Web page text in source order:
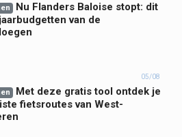
Nu Flanders Baloise stopt: dit
van de
05/08
Met deze gratis tool ontdek je
fietsroutes van West-